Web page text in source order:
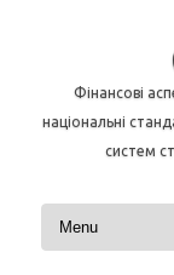
Фінансові
національні
систем
Перейти до